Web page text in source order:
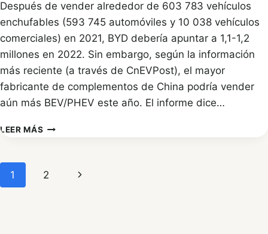
Después de vender alrededor de 603 783 vehículos
enchufables (593 745 automóviles y 10 038 vehículos
comerciales) en 2021, BYD debería apuntar a 1,1-1,2
millones en 2022. Sin embargo, según la información
más reciente (a través de CnEVPost), el mayor
fabricante de complementos de China podría vender
aún más BEV/PHEV este año. El informe dice…
LEER MÁS LAS
EN
Navegación
1 2
Siguiente